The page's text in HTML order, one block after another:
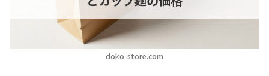
doko-store.com